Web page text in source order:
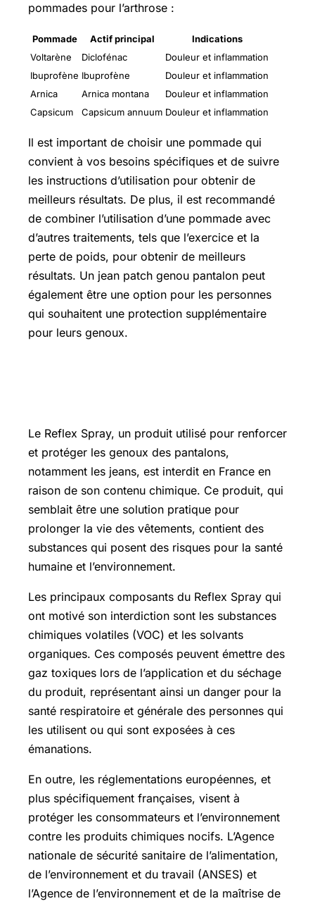
pommades pour l’arthrose :
Pommade Actif principal
Indications
Voltarène
Diclofénac
Douleur et inflammation
Ibuprofène Ibuprofène
Douleur et inflammation
Arnica
Arnica montana
Douleur et inflammation
Capsicum
Capsicum annuum Douleur et inflammation
Il est important de choisir une pommade qui
convient à vos besoins spécifiques et de suivre
les instructions d’utilisation pour obtenir de
meilleurs résultats. De plus, il est recommandé
de combiner l’utilisation d’une pommade avec
d’autres traitements, tels que l’exercice et la
perte de poids, pour obtenir de meilleurs
résultats. Un jean patch genou pantalon peut
également être une option pour les personnes
qui souhaitent une protection supplémentaire
pour leurs genoux.
Le Reflex Spray, un produit utilisé pour renforcer
et protéger les genoux des pantalons,
notamment les jeans, est interdit en France en
raison de son contenu chimique. Ce produit, qui
semblait être une solution pratique pour
prolonger la vie des vêtements, contient des
substances qui posent des risques pour la santé
humaine et l’environnement.
Les principaux composants du Reflex Spray qui
ont motivé son interdiction sont les substances
chimiques volatiles (VOC) et les solvants
organiques. Ces composés peuvent émettre des
gaz toxiques lors de l’application et du séchage
du produit, représentant ainsi un danger pour la
santé respiratoire et générale des personnes qui
les utilisent ou qui sont exposées à ces
émanations.
En outre, les réglementations européennes, et
plus spécifiquement françaises, visent à
protéger les consommateurs et l’environnement
contre les produits chimiques nocifs. L’Agence
nationale de sécurité sanitaire de l’alimentation,
de l’environnement et du travail (ANSES) et
l’Agence de l’environnement et de la maîtrise de